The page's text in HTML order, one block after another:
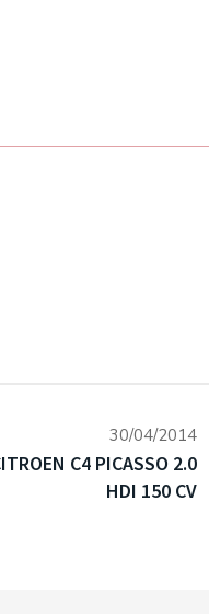
30/04/2014
C4 PICASSO 2.0
HDI 150 CV